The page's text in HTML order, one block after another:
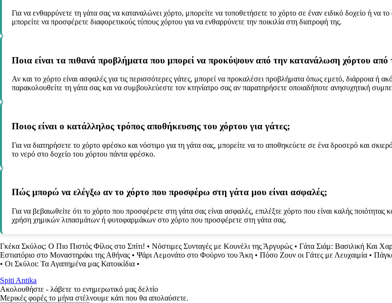
Για να ενθαρρύνετε τη γάτα σας να καταναλώνει χόρτο, μπορείτε να τοποθετήσετε το χόρτο σε έναν ειδικό δοχείο ή να
μπορείτε να προσφέρετε διαφορετικούς τύπους χόρτου για να ενθαρρύνετε την ποικιλία στη διατροφή της.
Ποια είναι τα πιθανά προβλήματα που μπορεί να προκύψουν από την κατανάλωση χόρτου από
Αν και το χόρτο είναι ασφαλές για τις περισσότερες γάτες, μπορεί να προκαλέσει προβλήματα όπως εμετό, διάρροια ή
παρακολουθείτε τη γάτα σας και να συμβουλεύεστε τον κτηνίατρο σας αν παρατηρήσετε οποιαδήποτε ανησυχητική
Ποιος είναι ο κατάλληλος τρόπος αποθήκευσης του χόρτου για γάτες;
Για να διατηρήσετε το χόρτο φρέσκο και νόστιμο για τη γάτα σας, μπορείτε να το αποθηκεύετε σε ένα δροσερό και
το νερό στο δοχείο του χόρτου πάντα φρέσκο.
Πώς μπορώ να ελέγξω αν το χόρτο που προσφέρω στη γάτα μου είναι ασφαλές;
Για να βεβαιωθείτε ότι το χόρτο που προσφέρετε στη γάτα σας είναι ασφαλές, επιλέξτε χόρτο που είναι καλής
χρήση χημικών λιπασμάτων ή φυτοφαρμάκων στο χόρτο που προσφέρετε στη γάτα σας.
Γκέκα Σκύλος: Ο Πιο Πιστός Φίλος στο Σπίτι! • Νόστιμες Συνταγές με Κουνέλι της Άργυρώς • Γάτα Σιάμ: Βασιλική Και
Εστιατόριο στο Μοναστηράκι της Αθήνας • Ψάρι Λεμονάτο στο Φούρνο του Άκη • Πόσο Ζουν οι Γάτες με Λευχαιμία •
• Οι Σκύλοι: Τα Αγαπημένα μας Κατοικίδια •
Spiti Antika
Ακολουθήστε - λάβετε το ενημερωτικό μας δελτίο
Μερικές φορές το μήνα στέλνουμε κάτι που θα απολαύσετε.